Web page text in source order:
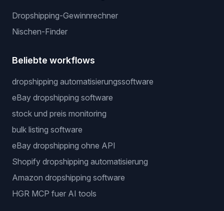
Dropshipping-Gewinnrechner
Nischen-Finder
Beliebte workflows
dropshipping automatisierungssoftware
eBay dropshipping software
stock und preis monitoring
bulk listing software
eBay dropshipping ohne API
Shopify dropshipping automatisierung
Amazon dropshipping software
HGR MCP fuer AI tools